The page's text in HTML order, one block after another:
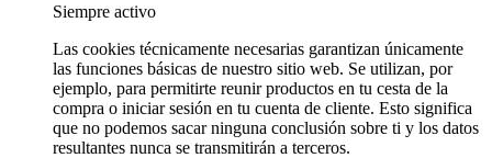
Siempre activo
Las cookies técnicamente necesarias garantizan únicamente
las funciones básicas de nuestro sitio web. Se utilizan, por
ejemplo, para permitirte reunir productos en tu cesta de la
compra o iniciar sesión en tu cuenta de cliente. Esto significa
que no podemos sacar ninguna conclusión sobre ti y los datos
resultantes nunca se transmitirán a terceros.